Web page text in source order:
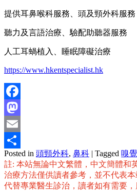
提供耳鼻喉科服務、頭及頸外科服務
聽力及言語治療、驗配助聽器服務
人工耳蝸植入、睡眠障礙治療
https://www.hkentspecialist.hk
Facebook
Mastodon
Email
分
享
Posted in 頭頸外科, 鼻科 | Tagged 嗅
註: 本站無論中文繁體，中文簡體和
治療方法僅供讀者參考，並不代表
代替專業醫生診治，讀者如有需要